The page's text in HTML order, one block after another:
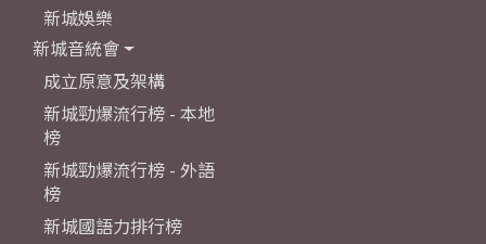
新城娛樂
新城音統會
成立原意及架構
新城勁爆流行榜 - 本地
榜
新城勁爆流行榜 - 外語
榜
新城國語力排行榜